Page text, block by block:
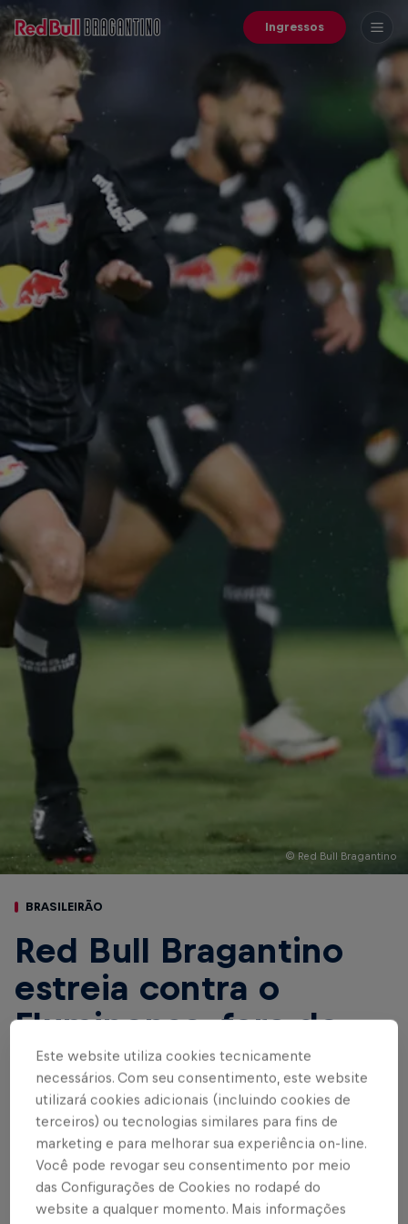
Ingressos
© Red Bull Bragantino
BRASILEIRÃO
Red Bull Bragantino
estreia contra o
Fluminense, fora de
casa, no Brasileirão
2024
Escrito por Red Bull Bragantino
3 min de leitura
Published on01.03.2024 · 13:07 UTC
Este website utiliza cookies tecnicamente
necessários. Com seu consentimento, este website
utilizará cookies adicionais (incluindo cookies de
terceiros) ou tecnologias similares para fins de
marketing e para melhorar sua experiência on-line.
Você pode revogar seu consentimento por meio
das Configurações de Cookies no rodapé do
website a qualquer momento. Mais informações